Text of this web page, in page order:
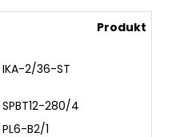
Produkt
IKA-2/36-ST
SPBT12-280/4
PL6-B2/1